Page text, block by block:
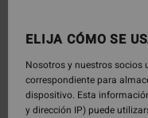
ELIJA CÓMO SE
Nosotros y nuestros
correspondiente para
dispositivo. Esta
y dirección IP) puede